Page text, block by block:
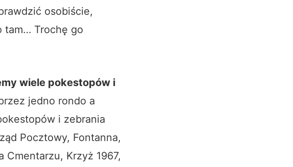
osobiście,
tam… Trochę go
wiele pokestopów i
jedno rondo a
i zebrania
Pocztowy, Fontanna,
Cmentarzu, Krzyż 1967,